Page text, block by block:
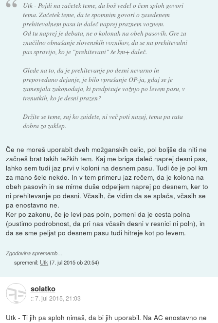
Utk - Pojdi na začetek teme, da boš vedel o čem sploh govori
tema. Začetek teme, da te spomnim govori o zasedenem
prehitevalnem pasu in daleč naprej praznem voznem.
Od tu naprej je debata, ne o kolonah na obeh pasovih. Gre za
značilno obnašanje slovenskih voznikov, da se na prehitevalni
pas spravijo, ko je "prehitevani" še km+ daleč.
Glede na to, da je prehitevanje po desni nevarno in
prepovedano dejanje, je bilo vprašanje OP-ja, gdaj se je
zamenjala zakonodaja, ki predpisuje vožnjo po levem pasu, v
trenutkih, ko je desni prazen?
Držite se teme, saj ko zaidete, ni več poti nazaj, tema pa rata
dobra za zaklep.
Če ne moreš uporabit dveh možganskih celic, pol boljše da niti ne
začneš brat takih težkih tem. Kaj me briga daleč naprej desni pas,
lahko sem tudi jaz prvi v koloni na desnem pasu. Tudi če je pol km
za mano šele nekdo. In v tem primeru jaz rečem, da je kolona na
obeh pasovih in se mirne duše odpeljem naprej po desnem, ker to
ni prehitevanje po desni. Včasih, če vidim da se splača, včasih se
pa enostavno ne.
Ker po zakonu, če je levi pas poln, pomeni da je cesta polna
(pustimo podrobnost, da pri nas včasih desni v resnici ni poln), in
da se sme peljat po desnem pasu tudi hitreje kot po levem.
Zgodovina sprememb…
spremenil: Utk (7. jul 2015 ob 20:54)
solatko
::7. jul 2015, 21:03
Utk - Ti jih pa sploh nimaš, da bi jih uporabil. Na AC enostavno ne